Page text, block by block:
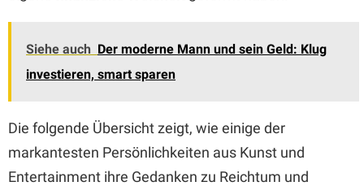
Siehe auch Der moderne Mann und sein Geld: Klug
investieren, smart sparen
Die folgende Übersicht zeigt, wie einige der
markantesten Persönlichkeiten aus Kunst und
Entertainment ihre Gedanken zu Reichtum und